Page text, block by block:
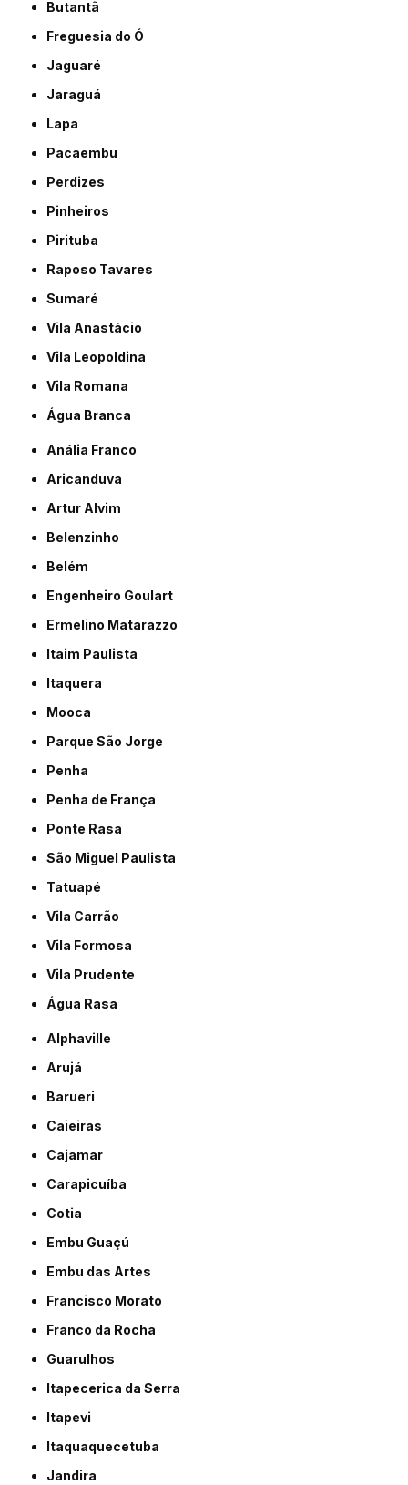
Butantã
Freguesia do Ó
Jaguaré
Jaraguá
Lapa
Pacaembu
Perdizes
Pinheiros
Pirituba
Raposo Tavares
Sumaré
Vila Anastácio
Vila Leopoldina
Vila Romana
Água Branca
Anália Franco
Aricanduva
Artur Alvim
Belenzinho
Belém
Engenheiro Goulart
Ermelino Matarazzo
Itaim Paulista
Itaquera
Mooca
Parque São Jorge
Penha
Penha de França
Ponte Rasa
São Miguel Paulista
Tatuapé
Vila Carrão
Vila Formosa
Vila Prudente
Água Rasa
Alphaville
Arujá
Barueri
Caieiras
Cajamar
Carapicuíba
Cotia
Embu Guaçú
Embu das Artes
Francisco Morato
Franco da Rocha
Guarulhos
Itapecerica da Serra
Itapevi
Itaquaquecetuba
Jandira